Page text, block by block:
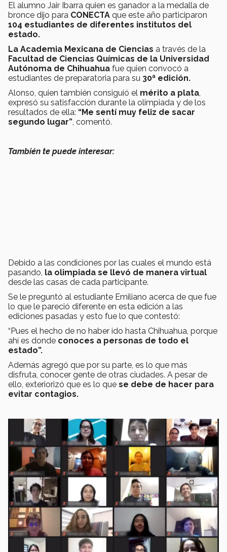
El alumno Jair Ibarra quien es ganador a la medalla de
bronce dijo para CONECTA que este año participaron
104 estudiantes de diferentes institutos del
estado.
La Academia Mexicana de Ciencias a través de la
Facultad de Ciencias Químicas de la Universidad
Autónoma de Chihuahua fue quien convocó a
estudiantes de preparatoria para su 30ª edición.
Alonso, quien también consiguió el mérito a plata,
expresó su satisfacción durante la olimpiada y de los
resultados de ella: “Me sentí muy feliz de sacar
segundo lugar”, comentó.
También te puede interesar:
Debido a las condiciones por las cuales el mundo está
pasando, la olimpiada se llevó de manera virtual
desde las casas de cada participante.
Se le preguntó al estudiante Emiliano acerca de que fue
lo que le pareció diferente en esta edición a las
ediciones pasadas y esto fue lo que contestó:
“Pues el hecho de no haber ido hasta Chihuahua, porque
ahí es donde conoces a personas de todo el
estado”.
Además agregó que por su parte, es lo que más
disfruta, conocer gente de otras ciudades. A pesar de
ello, exteriorizó que es lo que se debe de hacer para
evitar contagios.